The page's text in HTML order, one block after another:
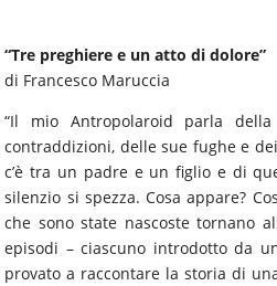
“Tre preghiere e un atto di dolore”
di Francesco Maruccia
“Il mio Antropolaroid parla
contraddizioni, delle sue fughe e
c’è tra un padre e un figlio e di
silenzio si spezza. Cosa appare?
che sono state nascoste tornano
episodi – ciascuno introdotto da
provato a raccontare la storia di